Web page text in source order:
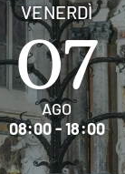
VENERDÌ
07
AGO
08:00 - 18:00